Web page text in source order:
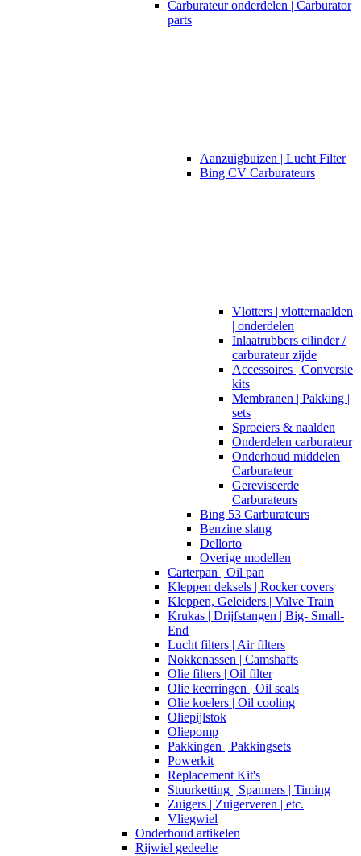
Carburateur onderdelen | Carburator
parts
Aanzuigbuizen | Lucht Filter
Bing CV Carburateurs
Vlotters | vlotternaalden
| onderdelen
Inlaatrubbers cilinder /
carburateur zijde
Accessoires | Conversie
kits
Membranen | Pakking |
sets
Sproeiers & naalden
Onderdelen carburateur
Onderhoud middelen
Carburateur
Gereviseerde
Carburateurs
Bing 53 Carburateurs
Benzine slang
Dellorto
Overige modellen
Carterpan | Oil pan
Kleppen deksels | Rocker covers
Kleppen, Geleiders | Valve Train
Krukas | Drijfstangen | Big- Small-
End
Lucht filters | Air filters
Nokkenassen | Camshafts
Olie filters | Oil filter
Olie keerringen | Oil seals
Olie koelers | Oil cooling
Oliepijlstok
Oliepomp
Pakkingen | Pakkingsets
Powerkit
Replacement Kit's
Stuurketting | Spanners | Timing
Zuigers | Zuigerveren | etc.
Vliegwiel
Onderhoud artikelen
Rijwiel gedeelte